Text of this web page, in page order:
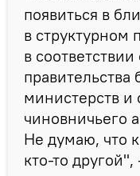
появиться в
в структурном
в
правительства
министерств и
чиновничьего
Не думаю, что
кто-то